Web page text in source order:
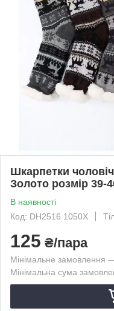
Шкарпетки
Золото розмір 39-
В наявності
Код: DH2516 1050X
125 ₴/пара
Мінімальне замовлення
Мінімальна сума